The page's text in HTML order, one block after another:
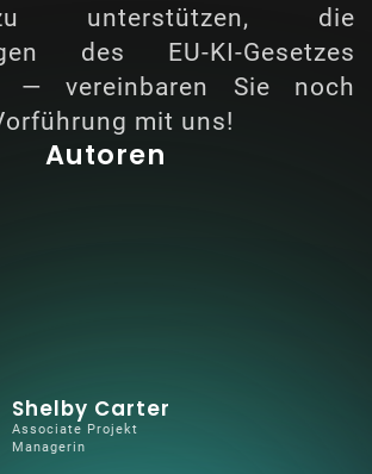
unterstützen, die
des EU-KI-Gesetzes
— vereinbaren Sie noch
mit uns!
Autoren
Shelby Carter
Associate Projekt
Managerin